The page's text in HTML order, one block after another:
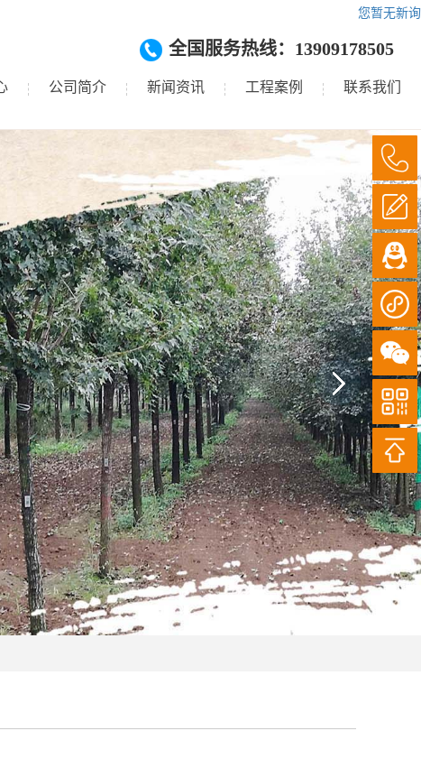
您暂无新
公司简介 新闻资讯 工程案例 联系我们
全国服务热线：13909178505